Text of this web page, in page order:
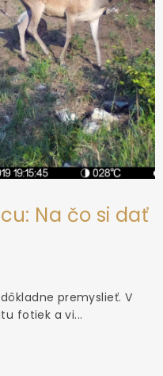
Na čo si dať
premyslieť. V
fotiek a vi...